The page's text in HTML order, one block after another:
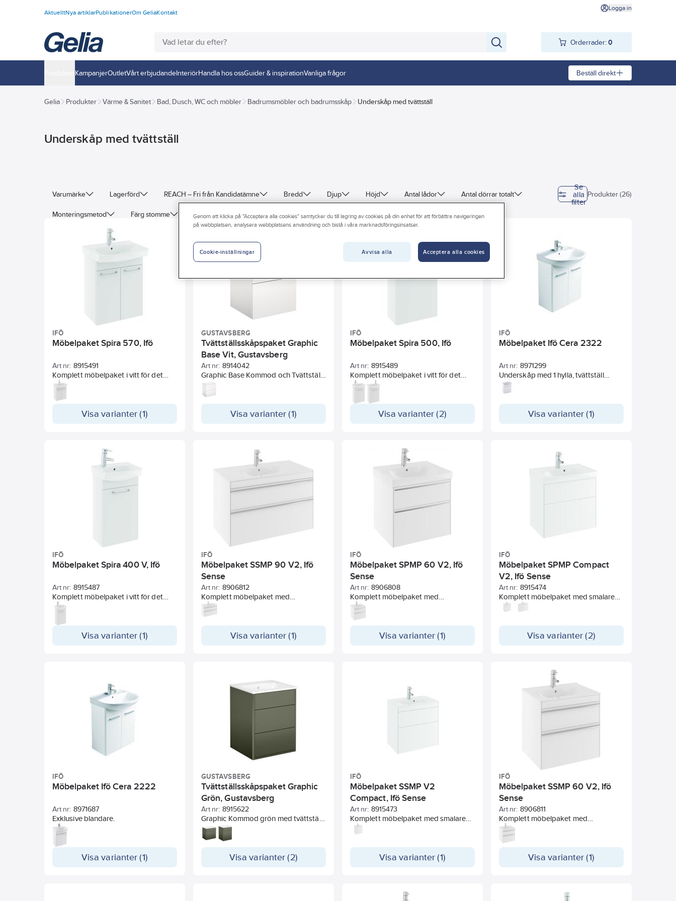
AktuelltNya artiklarPublikationerOm GeliaKontakt
Logga in
Orderrader: 0
KampanjerOutletVårt erbjudandeInteriörHandla hos ossGuider & inspirationVanliga frågor Beställ direkt
Gelia Produkter Värme & Sanitet Bad, Dusch, WC och möbler Badrumsmöbler och badrumsskåp Underskåp med tvättställ
Underskåp med tvättställ
Varumärke Lagerförd REACH – Fri från Kandidatämne Bredd Djup Höjd Antal lådor Antal dörrar totalt
Monteringsmetod Färg stomme Färg front Med tvättställ Utförande handtag Antal dörrar högeröppnade
Placering på tvättställ
Se
alla
filter
Produkter (26)
IFÖ
Möbelpaket Spira 570, Ifö
Art nr: 8915491
Komplett möbelpaket i vitt för det
mindre badrummet eller för
tvättställ och färdigmonterat
underskåp med ett flyttbart hyllplan.
dörrarna av fukttrög lackad MDF.
Skåpsdjup: 315 mm.
Blandare och vattenlås ingår ej.
Visa varianter (1)
GUSTAVSBERG
Tvättställsskåpspaket Graphic
Base Vit, Gustavsberg
Art nr: 8914042
Graphic Base Kommod och Tvättställ
Vit. i badrumsklassad MDF.
Mjukstängande lådor för tyst och
Platsbesparande kommodvattenlås
Visa varianter (1)
IFÖ
Möbelpaket Spira 500, Ifö
Art nr: 8915489
Komplett möbelpaket i vitt för det
mindre badrummet eller för
tvättställ, med kranhålet på höger
eller vänster sida, och färdigmonterat
tillverkad av fukttrög spånskiva och
dörrarna av fukttrög lackad MDF.
Skåpsdjup: 215 mm.
Blandare och vattenlås ingår ej.
Visa varianter (2)
IFÖ
Möbelpaket Ifö Cera 2322
Art nr: 8971299
Underskåp med 1 hylla, tvättställ
2322. Blandare ingår ej.
Visa varianter (1)
IFÖ
Möbelpaket Spira 400 V, Ifö
Art nr: 8915487
Komplett möbelpaket i vitt för det
mindre badrummet eller för
tvättställ, med kranhålet på vänster
sida, och färdigmonterat underskåp
dörrarna av fukttrög lackad MDF.
Skåpsdjup: 217 mm.
Blandare och vattenlås ingår ej.
Visa varianter (1)
IFÖ
Möbelpaket SSMP 90 V2, Ifö
Sense
Art nr: 8906812
Komplett möbelpaket med
underskåp, vitt, två mjukstängande
lådor och Ifö Sense tvättställ med
installation utan extra håltagning.
och upphöjd bakkant.Blandare ingår
Visa varianter (1)
IFÖ
Möbelpaket SPMP 60 V2, Ifö
Sense
Art nr: 8906808
Komplett möbelpaket med
underskåp, vitt, två mjukstängande
lådor och Ifö Spira tvättställ. En hylla,
extra håltagning. Inredning, rakt
Visa varianter (1)
IFÖ
Möbelpaket SPMP Compact
V2, Ifö Sense
Art nr: 8915474
Komplett möbelpaket med smalare
underskåp, två mjukstängande lådor
extra håltagning. Rakt grepp i
avställningsyta och upphöjd bakkant.
OBS! Blandare ingår ej.
Visa varianter (2)
IFÖ
Möbelpaket Ifö Cera 2222
Art nr: 8971687
Exklusive blandare.
Visa varianter (1)
GUSTAVSBERG
Tvättställsskåpspaket Graphic
Grön, Gustavsberg
Art nr: 8915622
Graphic Kommod grön med tvättställ
60 cm. Lönnfack för förvaring av
småsaker och utrymme för montage
ger extra avställningsyta vid behov
Visa varianter (2)
IFÖ
Möbelpaket SSMP V2
Compact, Ifö Sense
Art nr: 8915473
Komplett möbelpaket med smalare
underskåp, vitt, två mjukstängande
extra håltagning. Rakt grepp i
avställningsyta och upphöjd bakkant.
Visa varianter (1)
IFÖ
Möbelpaket SSMP 60 V2, Ifö
Sense
Art nr: 8906811
Komplett möbelpaket med
underskåp, vitt, två mjukstängande
lådor och Ifö Sense tvättställ med
installation utan extra håltagning.
och upphöjd bakkant.
Visa varianter (1)
Genom att klicka på "Acceptera alla cookies" samtycker du till lagring av cookies på din enhet för att förbättra navigeringen
på webbplatsen, analysera webbplatsens användning och bistå i våra marknadsföringsinsatser.
Avvisa alla Acceptera alla cookies
Cookie-inställningar